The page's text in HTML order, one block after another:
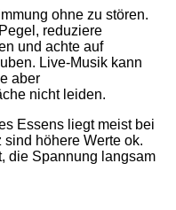
ohne zu stören.
reduziere
und achte auf
Live‑Musik kann
aber
nicht leiden.
Essens liegt meist bei
höhere Werte ok.
die Spannung langsam